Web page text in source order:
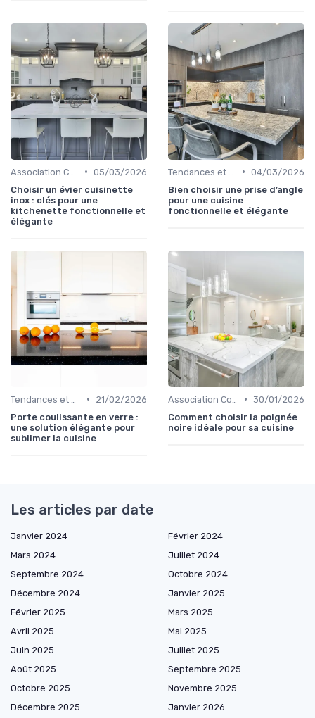
• 05/03/2026
Choisir un évier cuisinette
inox : clés pour une
kitchenette fonctionnelle et
élégante
• 04/03/2026
Bien choisir une prise d’angle
pour une cuisine
fonctionnelle et élégante
•
21/02/2026
Porte coulissante en verre :
une solution élégante pour
sublimer la cuisine
• 30/01/2026
Comment choisir la poignée
noire idéale pour sa cuisine
Les articles par date
Janvier 2024
Février 2024
Mars 2024
Juillet 2024
Septembre 2024
Octobre 2024
Décembre 2024
Janvier 2025
Février 2025
Mars 2025
Avril 2025
Mai 2025
Juin 2025
Juillet 2025
Août 2025
Septembre 2025
Octobre 2025
Novembre 2025
Décembre 2025
Janvier 2026